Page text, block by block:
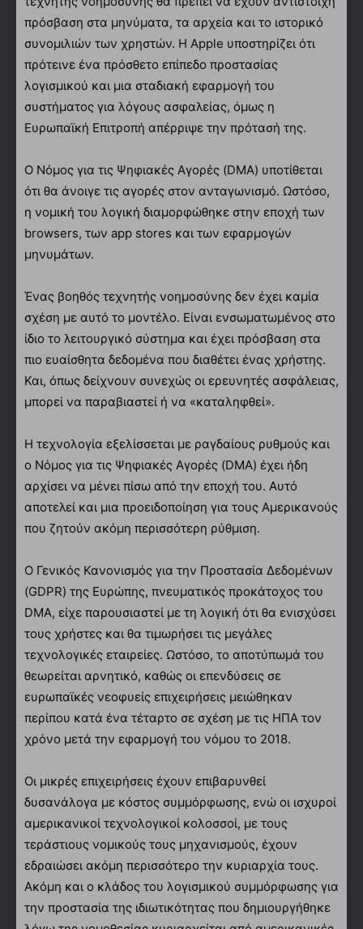
πρόσβαση στα μηνύματα, τα αρχεία και το ιστορικό
συνομιλιών των χρηστών. Η Apple υποστηρίζει ότι
πρότεινε ένα πρόσθετο επίπεδο προστασίας
λογισμικού και μια σταδιακή εφαρμογή του
συστήματος για λόγους ασφαλείας, όμως η
Ευρωπαϊκή Επιτροπή απέρριψε την πρότασή της.
Ο Νόμος για τις Ψηφιακές Αγορές (DMA) υποτίθεται
ότι θα άνοιγε τις αγορές στον ανταγωνισμό. Ωστόσο,
η νομική του λογική διαμορφώθηκε στην εποχή των
browsers, των app stores και των εφαρμογών
μηνυμάτων.
Ένας βοηθός τεχνητής νοημοσύνης δεν έχει καμία
σχέση με αυτό το μοντέλο. Είναι ενσωματωμένος στο
ίδιο το λειτουργικό σύστημα και έχει πρόσβαση στα
πιο ευαίσθητα δεδομένα που διαθέτει ένας χρήστης.
Και, όπως δείχνουν συνεχώς οι ερευνητές ασφάλειας,
μπορεί να παραβιαστεί ή να «καταληφθεί».
Η τεχνολογία εξελίσσεται με ραγδαίους ρυθμούς και
ο Νόμος για τις Ψηφιακές Αγορές (DMA) έχει ήδη
αρχίσει να μένει πίσω από την εποχή του. Αυτό
αποτελεί και μια προειδοποίηση για τους Αμερικανούς
που ζητούν ακόμη περισσότερη ρύθμιση.
Ο Γενικός Κανονισμός για την Προστασία Δεδομένων
(GDPR) της Ευρώπης, πνευματικός προκάτοχος του
DMA, είχε παρουσιαστεί με τη λογική ότι θα ενισχύσει
τους χρήστες και θα τιμωρήσει τις μεγάλες
τεχνολογικές εταιρείες. Ωστόσο, το αποτύπωμά του
θεωρείται αρνητικό, καθώς οι επενδύσεις σε
ευρωπαϊκές νεοφυείς επιχειρήσεις μειώθηκαν
περίπου κατά ένα τέταρτο σε σχέση με τις ΗΠΑ τον
χρόνο μετά την εφαρμογή του νόμου το 2018.
Οι μικρές επιχειρήσεις έχουν επιβαρυνθεί
δυσανάλογα με κόστος συμμόρφωσης, ενώ οι ισχυροί
αμερικανικοί τεχνολογικοί κολοσσοί, με τους
τεράστιους νομικούς τους μηχανισμούς, έχουν
εδραιώσει ακόμη περισσότερο την κυριαρχία τους.
Ακόμη και ο κλάδος του λογισμικού συμμόρφωσης για
την προστασία της ιδιωτικότητας που δημιουργήθηκε